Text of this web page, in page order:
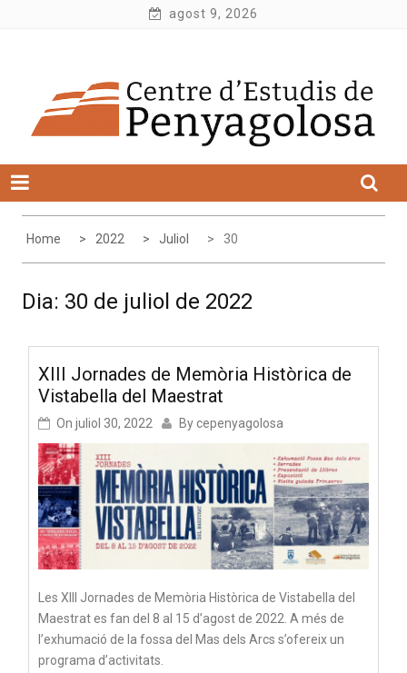
agost 9, 2026
Home 2022 Juliol 30
Dia: 30 de juliol de 2022
XIII Jornades de Memòria Històrica de
Vistabella del Maestrat
On juliol 30, 2022 By cepenyagolosa
Les XIII Jornades de Memòria Històrica de Vistabella del
Maestrat es fan del 8 al 15 d’agost de 2022. A més de
l’exhumació de la fossa del Mas dels Arcs s’ofereix un
programa d’activitats.